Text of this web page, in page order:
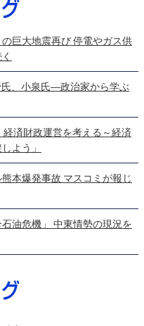
の巨大地震再び 停電やガス供
氏、小泉氏―政治家から学ぶ
経済財政運営を考える～経済
よう」
本爆発事故 マスコミが報じ
石油危機」 中東情勢の現況を